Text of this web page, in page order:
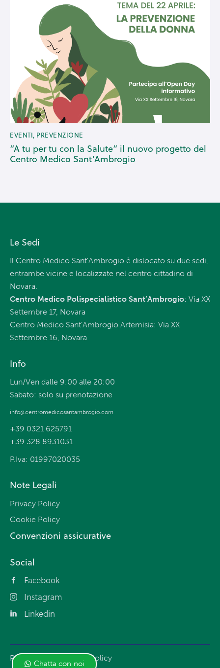
EVENTI, PREVENZIONE
“A tu per tu con la Salute” il nuovo progetto del
Centro Medico Sant’Ambrogio
Chatta con noi
Le Sedi
Il Centro Medico Sant’Ambrogio è dislocato su due sedi,
entrambe vicine e localizzate nel centro cittadino di
Novara.
Centro Medico Polispecialistico Sant’Ambrogio: Via XX
Settembre 17, Novara
Centro Medico Sant’Ambrogio Artemisia: Via XX
Settembre 16, Novara
Info
Lun/Ven dalle 9:00 alle 20:00
Sabato: solo su prenotazione
info@centromedicosantambrogio.com
+39 0321 625791
+39 328 8931031
P.Iva: 01997020035
Note Legali
Privacy Policy
Cookie Policy
Convenzioni assicurative
Social
Facebook
Instagram
Linkedin
Privacy Policy Cookie Policy